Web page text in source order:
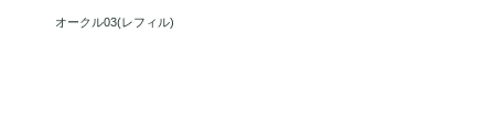
オークル03(レフィル)